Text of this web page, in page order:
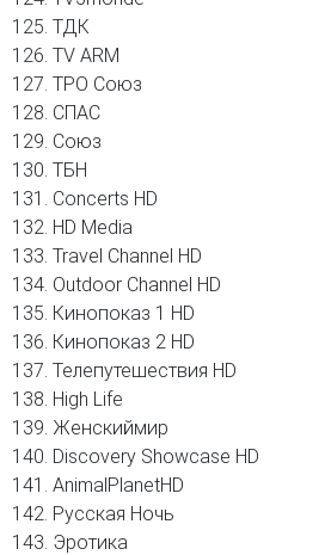
ТДК
TV ARM
ТРО Союз
СПАС
Союз
ТБН
Concerts HD
HD Media
Travel Channel HD
Outdoor Channel HD
Кинопоказ 1 HD
Кинопоказ 2 HD
Телепутешествия HD
High Life
Женскиймир
Discovery Showcase HD
AnimalPlanetHD
Русская Ночь
Эротика